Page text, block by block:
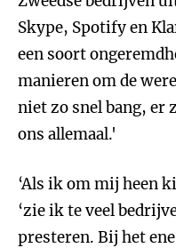
Skype, Spotify en
een soort
manieren om de
niet zo snel bang, er
ons allemaal.'
‘Als ik om mij heen
‘zie ik te veel
presteren. Bij het